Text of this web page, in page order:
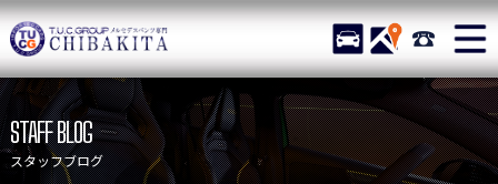
TUCグループ メルセデスベ
STOCK ACCESS 043-
ニュース
在庫リスト
目玉車両一覧
店舗紹介
STAFF BLOG
スタッフブログ